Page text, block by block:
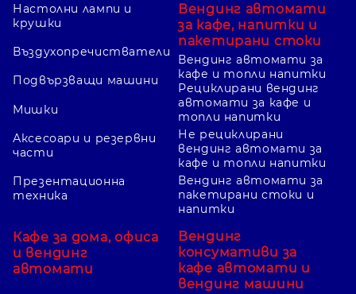
Настолни лампи и
крушки
Въздухопречистватели
Подвързващи машини
Мишки
Аксесоари и резервни
части
Презентационна
техника
Кафе за дома, офиса
и вендинг
автомати
Вендинг автомати
за кафе, напитки и
пакетирани стоки
Вендинг автомати за
кафе и топли напитки
Рециклирани вендинг
автомати за кафе и
топли напитки
Не рециклирани
вендинг автомати за
кафе и топли напитки
Вендинг автомати за
пакетирани стоки и
напитки
Вендинг
консумативи за
кафе автомати и
вендинг машини